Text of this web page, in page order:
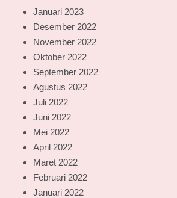
Januari 2023
Desember 2022
November 2022
Oktober 2022
September 2022
Agustus 2022
Juli 2022
Juni 2022
Mei 2022
April 2022
Maret 2022
Februari 2022
Januari 2022